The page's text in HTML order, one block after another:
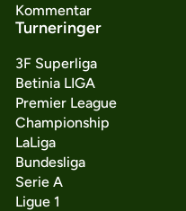
Kommentar
Turneringer
3F Superliga
Betinia LIGA
Premier League
Championship
LaLiga
Bundesliga
Serie A
Ligue 1